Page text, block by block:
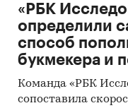
9. Результаты
10. Материалы и
(United Nations
Trade Statistics,
Food and
«РБК
определили
способ
букмекера и
Команда «РБК
сопоставила